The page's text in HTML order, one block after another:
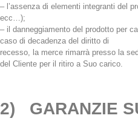
– l’assenza di elementi integranti del
ecc…);
– il danneggiamento del prodotto per
caso di decadenza del diritto di
recesso, la merce rimarrà presso la
del Cliente per il ritiro a Suo carico.
2) GARANZIE